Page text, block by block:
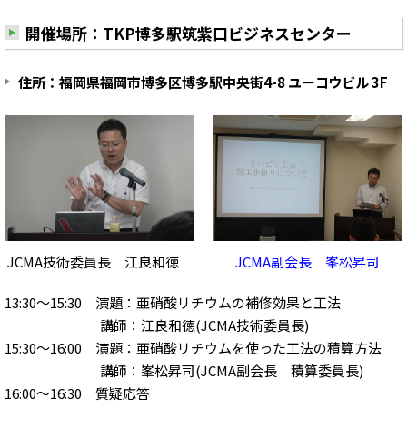
開催場所：TKP博多駅筑紫口ビジネスセンター
住所：福岡県福岡市博多区博多駅中央街4-8 ユーコウビル 3F
JCMA技術委員長 江良和徳 JCMA副会長 峯松昇司
13:30～15:30 演題：亜硝酸リチウムの補修効果と工法
講師：江良和徳(JCMA技術委員長)
15:30～16:00 演題：亜硝酸リチウムを使った工法の積算方法
講師：峯松昇司(JCMA副会長 積算委員長)
16:00～16:30 質疑応答